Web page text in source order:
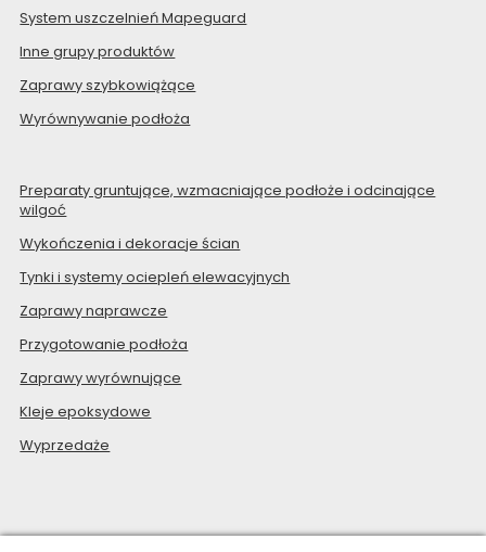
System uszczelnień Mapeguard
Inne grupy produktów
Zaprawy szybkowiążące
Wyrównywanie podłoża
Preparaty gruntujące, wzmacniające podłoże i odcinające
wilgoć
Wykończenia i dekoracje ścian
Tynki i systemy ociepleń elewacyjnych
Zaprawy naprawcze
Przygotowanie podłoża
Zaprawy wyrównujące
Kleje epoksydowe
Wyprzedaże